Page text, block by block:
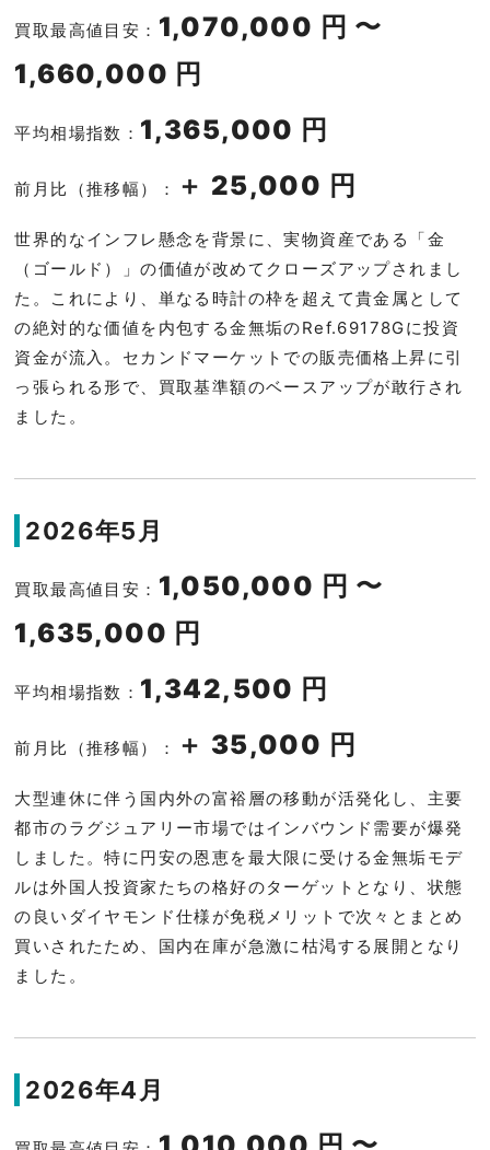
買取最高値目安： 1,070,000 円 〜
1,660,000 円
平均相場指数： 1,365,000 円
前月比（推移幅）： ＋ 25,000 円
世界的なインフレ懸念を背景に、実物資産である「金
（ゴールド）」の価値が改めてクローズアップされまし
た。これにより、単なる時計の枠を超えて貴金属として
の絶対的な価値を内包する金無垢のRef.69178Gに投資
資金が流入。セカンドマーケットでの販売価格上昇に引
っ張られる形で、買取基準額のベースアップが敢行され
ました。
2026年5月
買取最高値目安： 1,050,000 円 〜
1,635,000 円
平均相場指数： 1,342,500 円
前月比（推移幅）： ＋ 35,000 円
大型連休に伴う国内外の富裕層の移動が活発化し、主要
都市のラグジュアリー市場ではインバウンド需要が爆発
しました。特に円安の恩恵を最大限に受ける金無垢モデ
ルは外国人投資家たちの格好のターゲットとなり、状態
の良いダイヤモンド仕様が免税メリットで次々とまとめ
買いされたため、国内在庫が急激に枯渇する展開となり
ました。
2026年4月